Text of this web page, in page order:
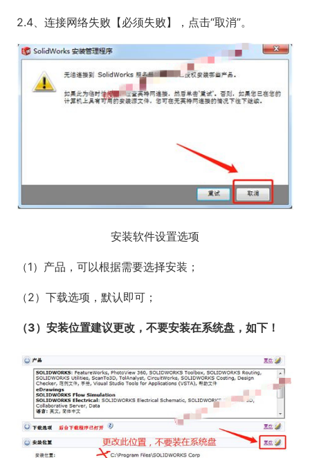
2.4、连接网络失败【必须失败】，点击“取消”。
安装软件设置选项
（1）产品，可以根据需要选择安装；
（2）下载选项，默认即可；
（3）安装位置建议更改，不要安装在系统盘，如下！